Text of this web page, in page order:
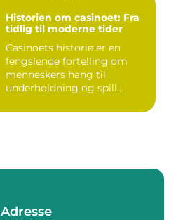
Historien om casinoet: Fra
tidlig til moderne tider
Casinoets historie er en
fengslende fortelling om
menneskers hang til
underholdning og spill
Adresse